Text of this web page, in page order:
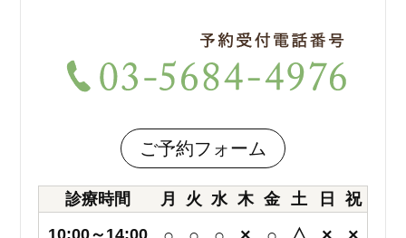
ご予約フォーム
診療時間 月 火 水 木 金 土 日
祝